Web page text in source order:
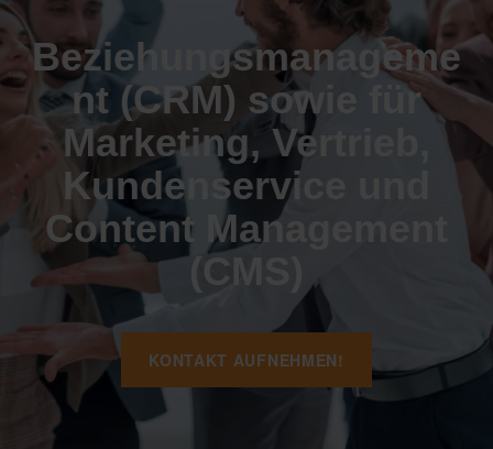
Beziehungsmanageme
nt (CRM) sowie für
Marketing, Vertrieb,
Kundenservice und
Content Management
(CMS)
KONTAKT AUFNEHMEN!